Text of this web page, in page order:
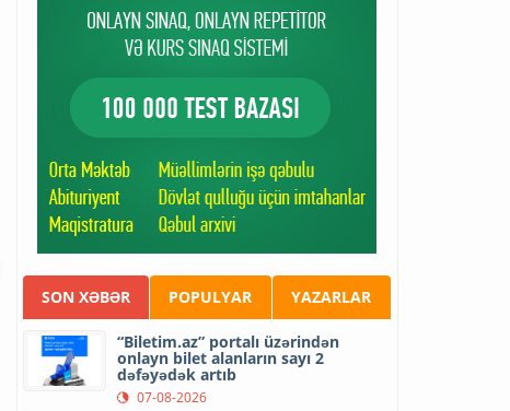
SON XƏBƏR POPULYAR YAZARLAR
“Biletim.az” portalı üzərindən
onlayn bilet alanların sayı 2
dəfəyədək artıb
07-08-2026